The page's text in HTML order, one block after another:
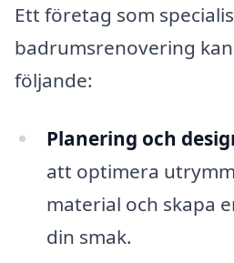
Ett företag som
badrumsrenovering
följande:
Planering och
att optimera
material och skapa
din smak.